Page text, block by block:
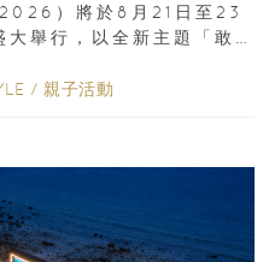
）將於8月21日至23
舉行，以全新主題「敢
/ 親子活動